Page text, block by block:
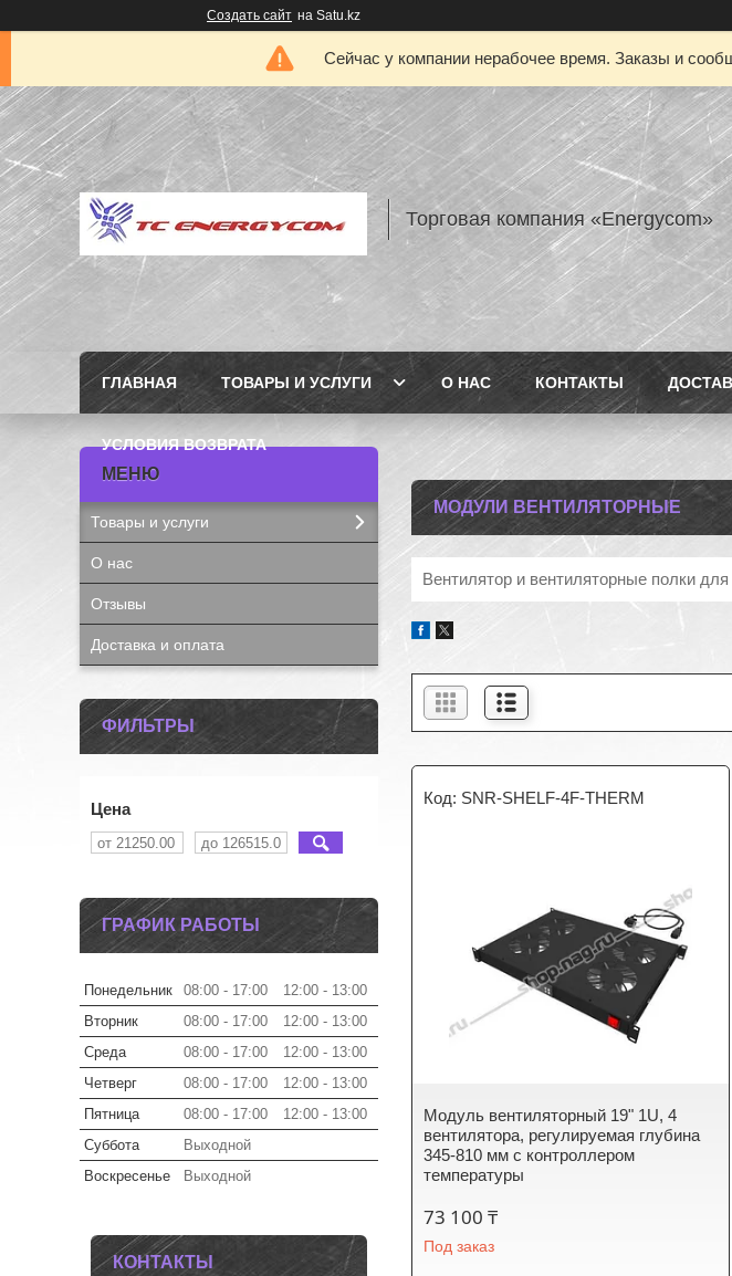
Создать сайт на Satu.kz
Сейчас у компании нерабочее время. Заказы и
Торговая компания «Energycom»
ГЛАВНАЯ ТОВАРЫ И УСЛУГИ О НАС КОНТАКТЫ
УСЛОВИЯ ВОЗВРАТА
МОДУЛИ ВЕНТИЛЯТОРНЫЕ
Вентилятор и вентиляторные полки
SNR-SHELF-4F-THERM
Модуль вентиляторный 19" 1U, 4
вентилятора, регулируемая глубина
345-810 мм с контроллером
температуры
73 100 ₸
Под заказ
Товары и услуги
О нас
Отзывы
Доставка и оплата
ФИЛЬТРЫ
Цена
ГРАФИК РАБОТЫ
Понедельник 08:00 17:00 12:00
13:00
Вторник
08:00 17:00 12:00
13:00
Среда
08:00 17:00 12:00
13:00
Четверг
08:00 17:00 12:00
13:00
Пятница
08:00 17:00 12:00
13:00
Суббота
Выходной
Воскресенье
Выходной
КОНТАКТЫ